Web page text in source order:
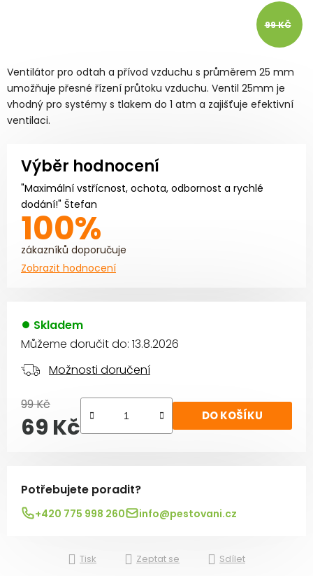
Ventilátor pro odtah a přívod vzduchu s průměrem 25 mm
umožňuje přesné řízení průtoku vzduchu. Ventil 25mm je
vhodný pro systémy s tlakem do 1 atm a zajišťuje efektivní
ventilaci.
Výběr hodnocení
"Maximální vstřícnost, ochota, odbornost a rychlé
dodání!" Štefan
100%
zákazníků doporučuje
Zobrazit hodnocení
Skladem
Můžeme doručit do: 13.8.2026
Možnosti doručení
99 Kč
69 Kč DO KOŠÍKU
Potřebujete poradit?
+420 775 998 260 info@pestovani.cz
Tisk Zeptat se Sdílet
99 KČ